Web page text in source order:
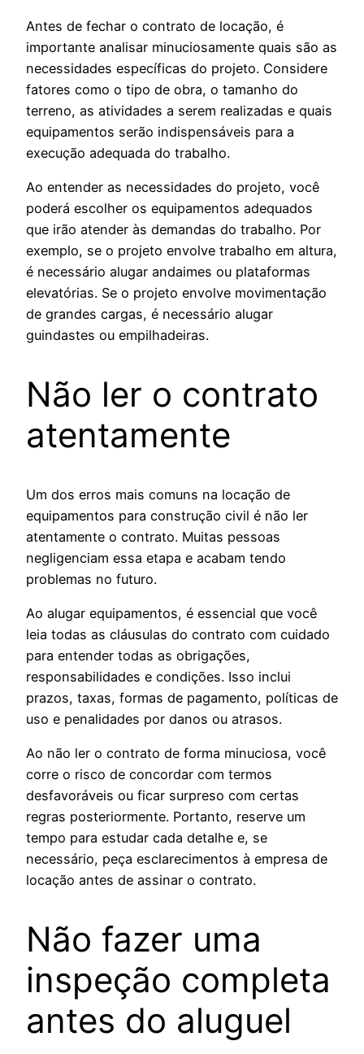
Antes de fechar o contrato de locação, é
importante analisar minuciosamente quais são as
necessidades específicas do projeto. Considere
fatores como o tipo de obra, o tamanho do
terreno, as atividades a serem realizadas e quais
equipamentos serão indispensáveis para a
execução adequada do trabalho.
Ao entender as necessidades do projeto, você
poderá escolher os equipamentos adequados
que irão atender às demandas do trabalho. Por
exemplo, se o projeto envolve trabalho em altura,
é necessário alugar andaimes ou plataformas
elevatórias. Se o projeto envolve movimentação
de grandes cargas, é necessário alugar
guindastes ou empilhadeiras.
Não ler o contrato
atentamente
Um dos erros mais comuns na locação de
equipamentos para construção civil é não ler
atentamente o contrato. Muitas pessoas
negligenciam essa etapa e acabam tendo
problemas no futuro.
Ao alugar equipamentos, é essencial que você
leia todas as cláusulas do contrato com cuidado
para entender todas as obrigações,
responsabilidades e condições. Isso inclui
prazos, taxas, formas de pagamento, políticas de
uso e penalidades por danos ou atrasos.
Ao não ler o contrato de forma minuciosa, você
corre o risco de concordar com termos
desfavoráveis ou ficar surpreso com certas
regras posteriormente. Portanto, reserve um
tempo para estudar cada detalhe e, se
necessário, peça esclarecimentos à empresa de
locação antes de assinar o contrato.
Não fazer uma
inspeção completa
antes do aluguel